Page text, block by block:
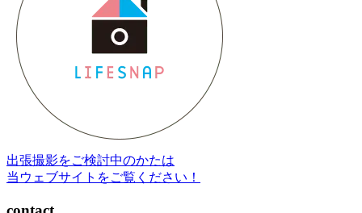
出張撮影をご検討中のかたは
当ウェブサイトをご覧ください！